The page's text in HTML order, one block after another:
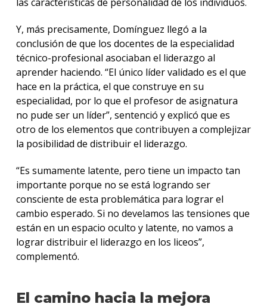
Y, más precisamente, Domínguez llegó a la
conclusión de que los docentes de la especialidad
técnico-profesional asociaban el liderazgo al
aprender haciendo. “El único líder validado es el que
hace en la práctica, el que construye en su
especialidad, por lo que el profesor de asignatura
no pude ser un líder”, sentenció y explicó que es
otro de los elementos que contribuyen a complejizar
la posibilidad de distribuir el liderazgo.
“Es sumamente latente, pero tiene un impacto tan
importante porque no se está logrando ser
consciente de esta problemática para lograr el
cambio esperado. Si no develamos las tensiones que
están en un espacio oculto y latente, no vamos a
lograr distribuir el liderazgo en los liceos”,
complementó.
El camino hacia la mejora